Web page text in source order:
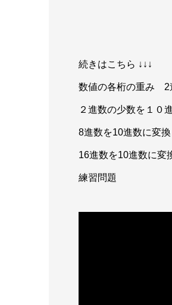
続きはこちら ↓↓↓
数値の各桁の重み 2
２進数の少数を１０
8進数を10進数に変換
16進数を10進数に変
練習問題